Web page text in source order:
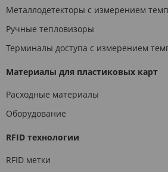
Металлодетекторы с измерением
Ручные тепловизоры
Терминалы доступа с измерением
Материалы для пластиковых карт
Расходные материалы
Оборудование
RFID технологии
RFID метки